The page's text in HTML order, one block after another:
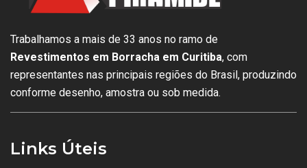
Trabalhamos a mais de 33 anos no ramo de
Revestimentos em Borracha em Curitiba, com
representantes nas principais regiões do Brasil, produzindo
conforme desenho, amostra ou sob medida.
Links Úteis